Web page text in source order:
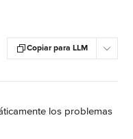
Copiar para LLM
los problemas